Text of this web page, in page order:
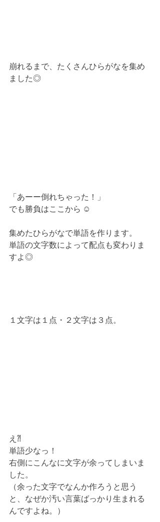
崩れるまで、たくさんひらがなを集め
ました◎
「あーー倒れちゃった！」
でも勝負はここから ☺︎
集めたひらがなで単語を作ります。
単語の文字数によって配点も変わりま
すよ◎
１文字は１点・２文字は３点。
え⁈
単語少なっ！
右側にこんなに文字が余ってしまいま
した。
（余った文字でなんか作ろうと思う
と、なぜか汚い言葉ばっかり生まれる
んですよね。）